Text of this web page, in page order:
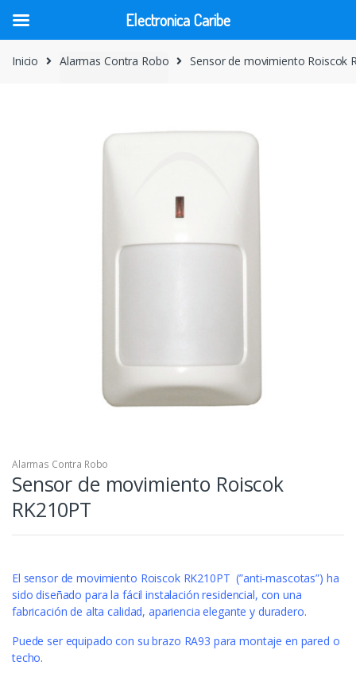
Inicio Alarmas Contra Robo Sensor de movimiento Roiscok
Alarmas Contra Robo
Sensor de movimiento Roiscok
RK210PT
El sensor de movimiento Roiscok RK210PT (”anti-mascotas”) ha
sido diseñado para la fácil instalación residencial, con una
fabricación de alta calidad, apariencia elegante y duradero.
Puede ser equipado con su brazo RA93 para montaje en pared o
techo.
Electronica Caribe